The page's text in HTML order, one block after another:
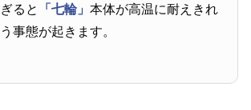
ると
「七輪」本体が高温に耐えきれ
事態が起きます。